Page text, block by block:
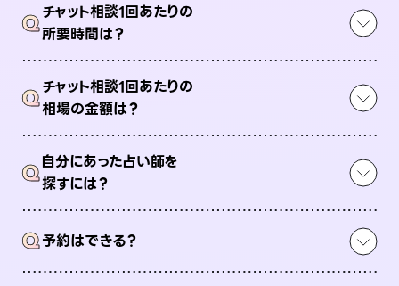
Qチャット相談1回あたりの
所要時間は？
Qチャット相談1回あたりの
相場の金額は？
Q自分にあった占い師を
探すには？
Q予約はできる？